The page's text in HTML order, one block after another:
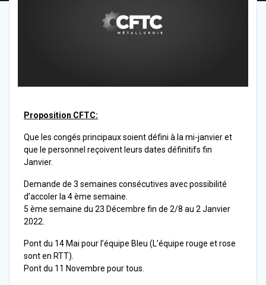
Proposition CFTC:
Que les congés principaux soient défini à la mi-janvier et
que le personnel reçoivent leurs dates définitifs fin
Janvier.
Demande de 3 semaines consécutives avec possibilité
d’accoler la 4 ème semaine.
5 ème semaine du 23 Décembre fin de 2/8 au 2 Janvier
2022.
Pont du 14 Mai pour l’équipe Bleu (L’équipe rouge et rose
sont en RTT).
Pont du 11 Novembre pour tous.